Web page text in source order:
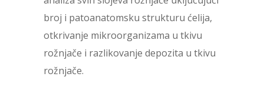
broj i patoanatomsku strukturu ćelija,
otkrivanje mikroorganizama u tkivu
rožnjače i razlikovanje depozita u tkivu
rožnjače.